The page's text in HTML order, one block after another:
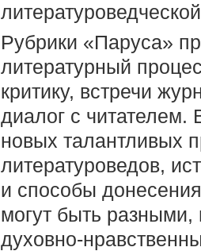
Рубрики «Паруса»
литературный
критику, встречи
диалог с
новых талантливых
литературоведов,
и способы
могут быть
духовно-